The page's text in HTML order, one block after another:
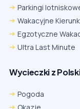
Parkingi
Wakacyjne
Egzotyczne
Ultra Last Minute
Wycieczki z
Pogoda
Okazje